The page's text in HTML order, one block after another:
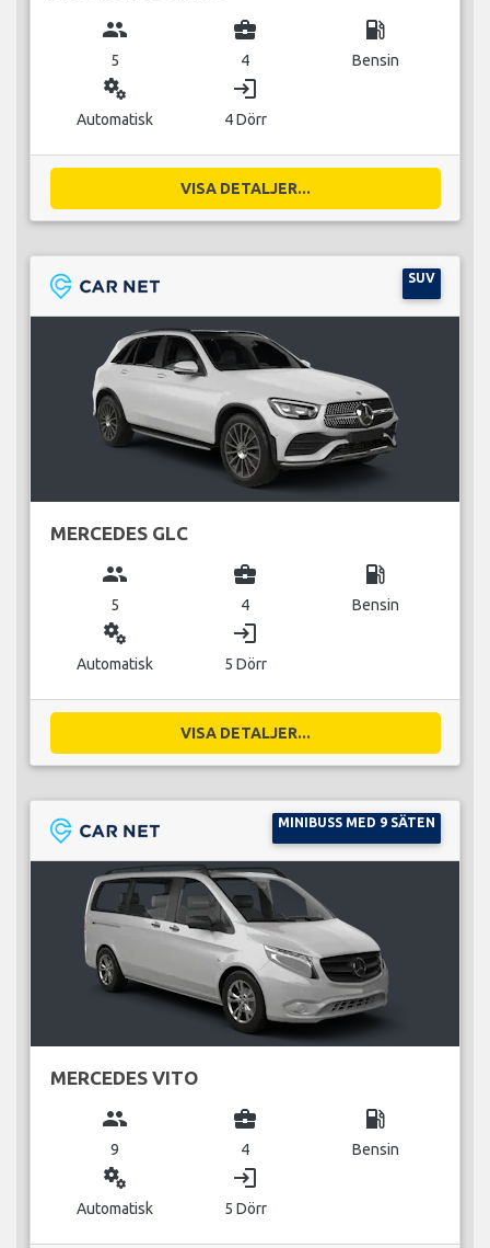
group
5
business_center
4
local_gas_station
Bensin
miscellaneous_services
Automatisk
login
4 Dörr
VISA DETALJER...
SUV
MERCEDES GLC
group
5
business_center
4
local_gas_station
Bensin
miscellaneous_services
Automatisk
login
5 Dörr
VISA DETALJER...
MINIBUSS MED 9 SÄTEN
MERCEDES VITO
group
9
business_center
4
local_gas_station
Bensin
miscellaneous_services
Automatisk
login
5 Dörr